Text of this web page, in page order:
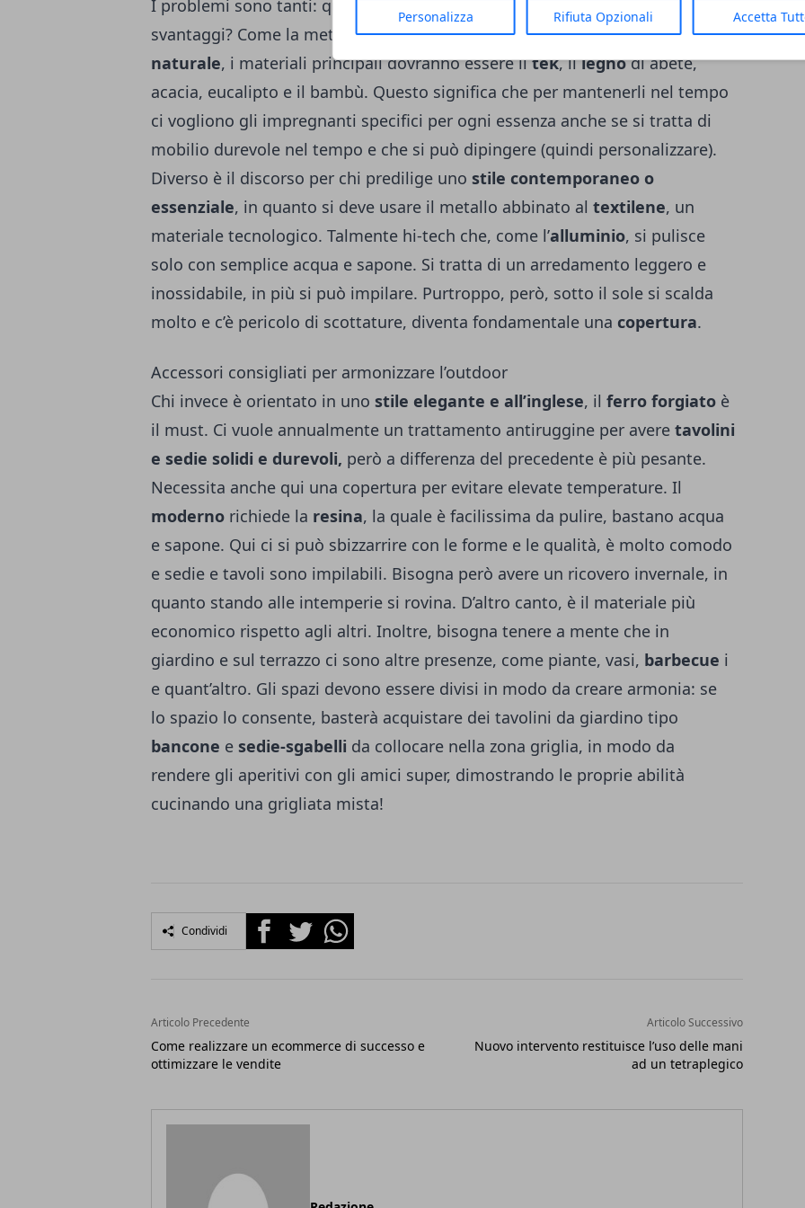
Personalizza Rifiuta Opzionali Accetta
I problemi sono tanti: quali materiali abbinare? Quali sono i vantaggi e gli
svantaggi? Come la mettiamo con la manutenzione? Se si predilige unostile
naturale, i materiali principali dovranno essere iltek, illegnodi abete,
acacia, eucalipto e il bambù. Questo significa che per mantenerli nel tempo
ci vogliono gli impregnanti specifici per ogni essenza anche se si tratta di
mobilio durevole nel tempo e che si può dipingere (quindi personalizzare).
Diverso è il discorso per chi predilige uno stile contemporaneo o
essenziale, in quanto si deve usare il metallo abbinato al textilene, un
materiale tecnologico. Talmente hi-tech che, come l’alluminio, si pulisce
solo con semplice acqua e sapone. Si tratta di un arredamento leggero e
inossidabile, in più si può impilare. Purtroppo, però, sotto il sole si scalda
molto e c’è pericolo di scottature, diventa fondamentale una copertura.
Accessori consigliati per armonizzare l’outdoor
Chi invece è orientato in uno stile elegante e all’inglese, il ferro forgiato è
il must. Ci vuole annualmente un trattamento antiruggine per avere tavolini
e sedie solidi e durevoli, però a differenza del precedente è più pesante.
Necessita anche qui una copertura per evitare elevate temperature. Il
moderno richiede la resina, la quale è facilissima da pulire, bastano acqua
e sapone. Qui ci si può sbizzarrire con le forme e le qualità, è molto comodo
e sedie e tavoli sono impilabili. Bisogna però avere un ricovero invernale, in
quanto stando alle intemperie si rovina. D’altro canto, è il materiale più
economico rispetto agli altri. Inoltre, bisogna tenere a mente che in
giardino e sul terrazzo ci sono altre presenze, come piante, vasi, barbecue i
e quant’altro. Gli spazi devono essere divisi in modo da creare armonia: se
lo spazio lo consente, basterà acquistare dei tavolini da giardino tipo
bancone e sedie-sgabelli da collocare nella zona griglia, in modo da
rendere gli aperitivi con gli amici super, dimostrando le proprie abilità
cucinando una grigliata mista!
Condividi FacebookTwitterWhatsapp
Articolo Precedente
Come realizzare un ecommerce di successo e
ottimizzare le vendite
Articolo Successivo
Nuovo intervento restituisce l’uso delle mani
ad un tetraplegico